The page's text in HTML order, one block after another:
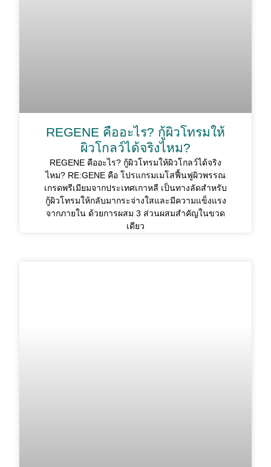
REGENE คืออะไร? กู้ผิวโทรมให้
ผิวโกลว์ได้จริงไหม?
REGENE คืออะไร? กู้ผิวโทรมให้ผิวโกลว์ได้จริง
ไหม? RE:GENE คือ โปรแกรมเมโสฟื้นฟูผิวพรรณ
เกรดพรีเมียมจากประเทศเกาหลี เป็นทางลัดสำหรับ
กู้ผิวโทรมให้กลับมากระจ่างใสและมีความแข็งแรง
จากภายใน ด้วยการผสม 3 ส่วนผสมสำคัญในขวด
เดียว